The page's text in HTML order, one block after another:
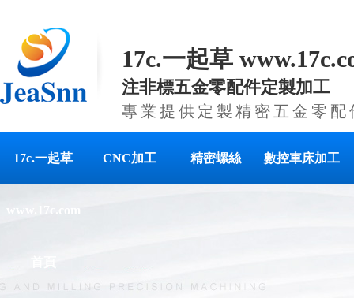
17c.一起草
注非標五金零配件定製加工
專業提供定製精密五金零
17c.一起草
www.17c.com
CNC加工 精密螺絲 數控車床加工